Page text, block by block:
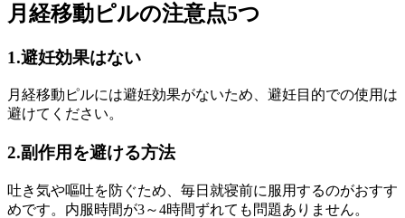
月経移動ピルの注意点5つ
1.避妊効果はない
月経移動ピルには避妊効果がないため、避妊目的での使用は
避けてください。
2.副作用を避ける方法
吐き気や嘔吐を防ぐため、毎日就寝前に服用するのがおすす
めです。内服時間が3～4時間ずれても問題ありません。